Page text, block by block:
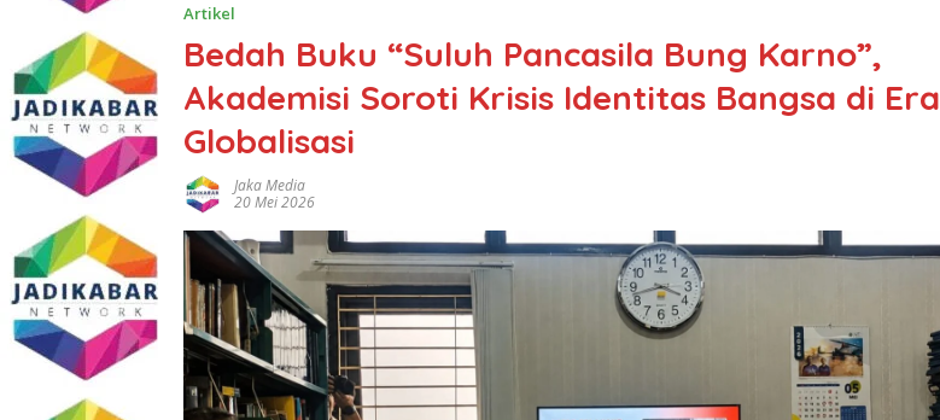
Artikel
Bedah Buku “Suluh Pancasila Bung Karno”,
Akademisi Soroti Krisis Identitas Bangsa di Era
Globalisasi
Jaka Media
20 Mei 2026